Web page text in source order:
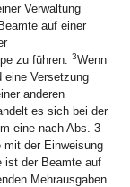
Verwaltung
auf einer
zu führen. 3Wenn
eine Versetzung
anderen
es sich bei der
eine nach Abs. 3
der Einweisung
ist der Beamte auf
Mehrausgaben